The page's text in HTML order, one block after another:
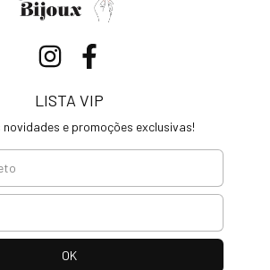
LISTA VIP
novidades e promoções exclusivas!